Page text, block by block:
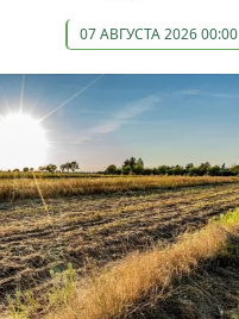
07 АВГУСТА 2026 00:00